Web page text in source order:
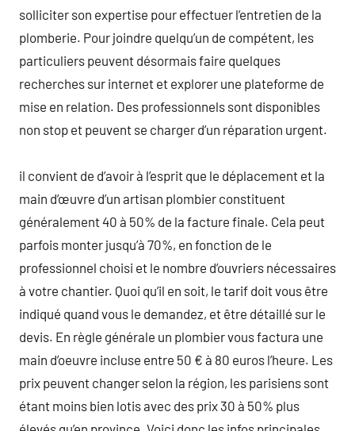
solliciter son expertise pour effectuer l’entretien de la
plomberie. Pour joindre quelqu’un de compétent, les
particuliers peuvent désormais faire quelques
recherches sur internet et explorer une plateforme de
mise en relation. Des professionnels sont disponibles
non stop et peuvent se charger d’un réparation urgent.
il convient de d’avoir à l’esprit que le déplacement et la
main d’œuvre d’un artisan plombier constituent
généralement 40 à 50% de la facture finale. Cela peut
parfois monter jusqu’à 70%, en fonction de le
professionnel choisi et le nombre d’ouvriers nécessaires
à votre chantier. Quoi qu’il en soit, le tarif doit vous être
indiqué quand vous le demandez, et être détaillé sur le
devis. En règle générale un plombier vous factura une
main d’oeuvre incluse entre 50 € à 80 euros l’heure. Les
prix peuvent changer selon la région, les parisiens sont
étant moins bien lotis avec des prix 30 à 50% plus